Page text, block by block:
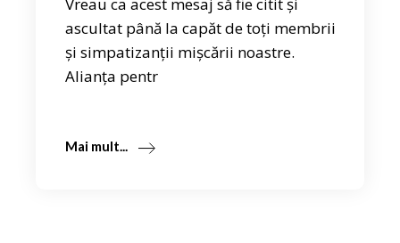
ascultat până la capăt de toți membrii
și simpatizanții mișcării noastre.
Alianța pentr
Mai mult...